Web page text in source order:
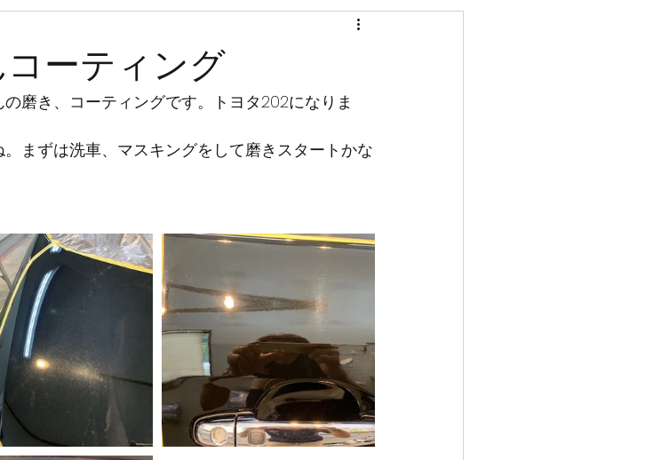
ーティング
磨き、コーティングです。トヨタ202になりま
まずは洗車、マスキングをして磨きスタートかな